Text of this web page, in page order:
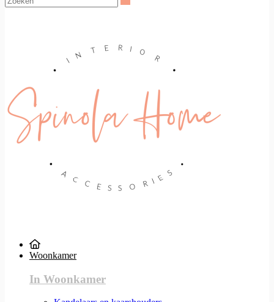
Woonkamer
In Woonkamer